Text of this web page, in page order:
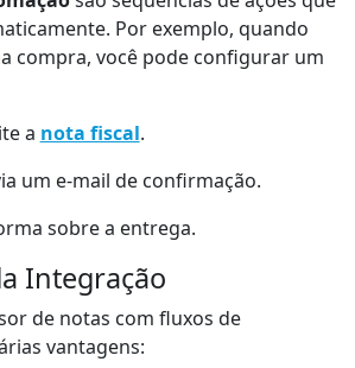
Por exemplo, quando
compra, você pode configurar um
a nota fiscal.
um e-mail de confirmação.
sobre a entrega.
Integração
de notas com fluxos de
vantagens: